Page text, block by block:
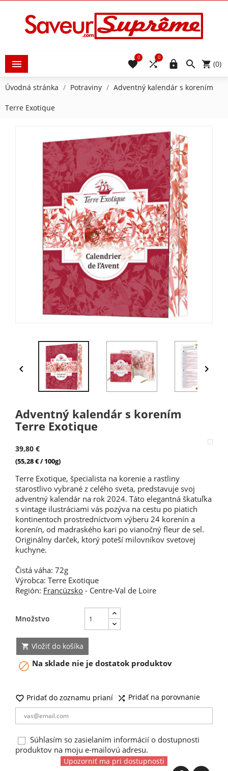
  (0)


0

0
Úvodná stránka Potraviny Adventný kalendár s korením
Terre Exotique
 
Adventný kalendár s korením
Terre Exotique
39,80 €
(55,28 € / 100g)
Terre Exotique, špecialista na korenie a rastliny
starostlivo vybrané z celého sveta, predstavuje svoj
adventný kalendár na rok 2024. Táto elegantná škatuľka
s vintage ilustráciami vás pozýva na cestu po piatich
kontinentoch prostredníctvom výberu 24 korenín a
korenín, od madraského kari po vianočný fleur de sel.
Originálny darček, ktorý poteší milovníkov svetovej
kuchyne.
Čistá váha: 72g
Výrobca: Terre Exotique
Región: Francúzsko - Centre-Val de Loire
Množstvo
 Vložiť do košíka
 Na sklade nie je dostatok produktov
 Pridať do zoznamu prianí  Pridať na porovnanie
Súhlasím so zasielaním informácií o dostupnosti
produktov na moju e-mailovú adresu.
Upozorniť ma pri dostupnosti